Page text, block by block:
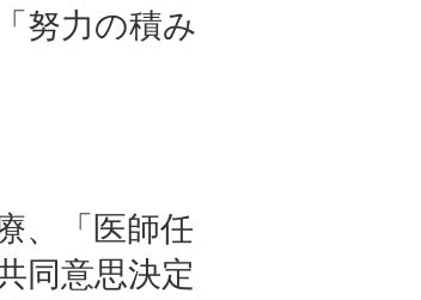
努力の積み
、「医師任
同意思決定